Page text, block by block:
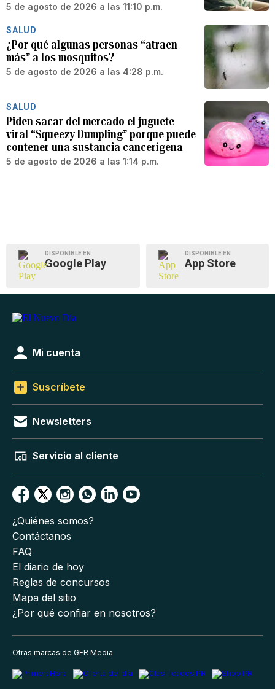
5 de agosto de 2026 a las 11:10 p.m.
SALUD
¿Por qué algunas personas “atraen
más” a los mosquitos?
5 de agosto de 2026 a las 4:28 p.m.
SALUD
Piden sacar del mercado el juguete
viral “Squeezy Dumpling” porque puede
contener una sustancia cancerígena
5 de agosto de 2026 a las 1:14 p.m.
DISPONIBLE EN
Google Play
DISPONIBLE EN
App Store
Mi cuenta
Suscríbete
Newsletters
Servicio al cliente
¿Quiénes somos?
Contáctanos
FAQ
El diario de hoy
Reglas de concursos
Mapa del sitio
¿Por qué confiar en nosotros?
Otras marcas de GFR Media